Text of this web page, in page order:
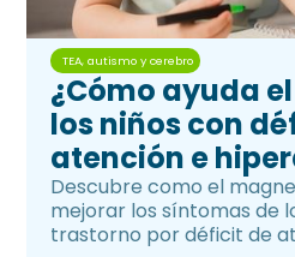
TEA, autismo y cerebro
¿Cómo ayuda
los niños con
atención e
Descubre como el
mejorar los síntomas de
trastorno por déficit de